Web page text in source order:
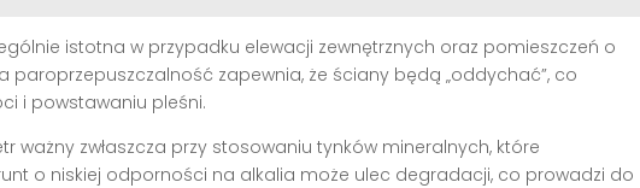
istotna w przypadku elewacji zewnętrznych oraz pomieszczeń o
paroprzepuszczalność zapewnia, że ściany będą „oddychać”, co
i powstawaniu pleśni.
ważny zwłaszcza przy stosowaniu tynków mineralnych, które
o niskiej odporności na alkalia może ulec degradacji, co prowadzi do